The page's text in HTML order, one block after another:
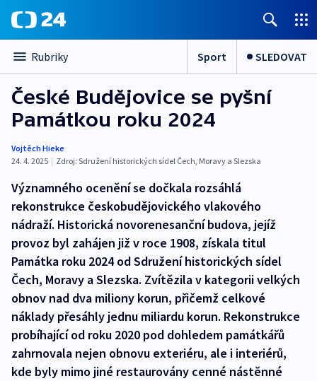
Rubriky Sport SLEDOVAT
České Budějovice se pyšní
Památkou roku 2024
Vojtěch Hieke
24. 4. 2025 | Zdroj: Sdružení historických sídel Čech, Moravy a Slezska
Významného ocenění se dočkala rozsáhlá
rekonstrukce českobudějovického vlakového
nádraží. Historická novorenesanční budova, jejíž
provoz byl zahájen již v roce 1908, získala titul
Památka roku 2024 od Sdružení historických sídel
Čech, Moravy a Slezska. Zvítězila v kategorii velkých
obnov nad dva miliony korun, přičemž celkové
náklady přesáhly jednu miliardu korun. Rekonstrukce
probíhající od roku 2020 pod dohledem památkářů
zahrnovala nejen obnovu exteriéru, ale i interiérů,
kde byly mimo jiné restaurovány cenné nástěnné